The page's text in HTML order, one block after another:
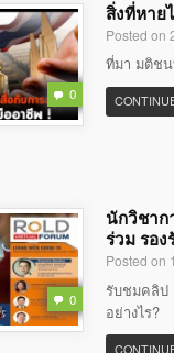
0
สิ่งที่หาย
Posted on
ที่มา มติช
0
นักวิชาก
ร่วม รอ
Posted on
รับชมคลิป
อย่างไร?